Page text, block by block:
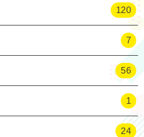
120
7
56
1
24